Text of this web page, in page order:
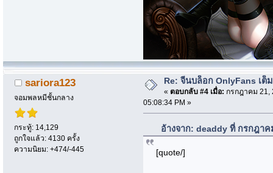
sariora123
จอมพลหมีชั้นกลาง
กระทู้: 14,129
ถูกใจแล้ว: 4130 ครั้ง
ความนิยม: +474/-445
Re: จีนบล็อก OnlyFans เต็
« ตอบกลับ #4 เมื่อ: กรกฎาคม 21,
05:08:34 PM »
อ้างจาก: deaddy ที่ กรกฎาค
[quote/]